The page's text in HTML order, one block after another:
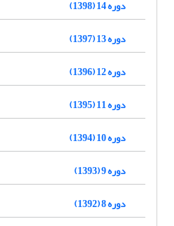
دوره 14 (1398)
دوره 13 (1397)
دوره 12 (1396)
دوره 11 (1395)
دوره 10 (1394)
دوره 9 (1393)
دوره 8 (1392)